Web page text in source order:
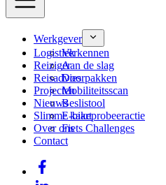
Werkgever
Verkennen
Aan de slag
Doorpakken
Mobiliteitsscan
Beslistool
E-bikeprobeeractie
Fiets Challenges
Logistiek
Reiziger
Reisadvies
Projecten
Nieuws
Slimme kaart
Over ons
Contact